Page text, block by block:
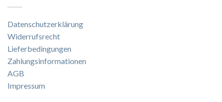
Datenschutzerklärung
Widerrufsrecht
Lieferbedingungen
Zahlungsinformationen
AGB
Impressum